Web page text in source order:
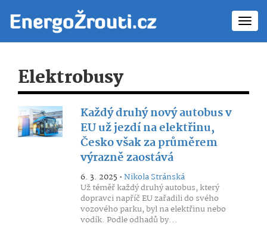
Elektrobusy
Každý druhý nový autobus v
EU už jezdí na elektřinu,
Česko však za průměrem
výrazně zaostává
6. 3. 2025 •Nikola Stránská
Už téměř každý druhý autobus, který
dopravci napříč EU zařadili do svého
vozového parku, byl na elektřinu nebo
vodík. Podle odhadů by...